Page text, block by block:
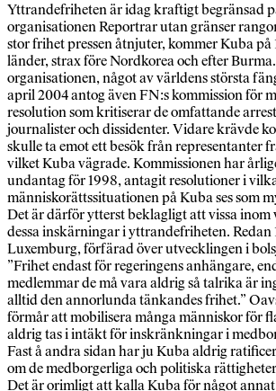
Yttrandefriheten är idag kraftigt begränsad
organisationen Reportrar utan gränser
stor frihet pressen åtnjuter, kommer Kuba på
länder, strax före Nordkorea och efter
organisationen, något av världens största
april 2004 antog även FN:s kommission för
resolution som kritiserar de omfattande
journalister och dissidenter. Vidare krävde
skulle ta emot ett besök från representanter
vilket Kuba vägrade. Kommissionen har
undantag för 1998, antagit resolutioner i
människorättssituationen på Kuba ses som
Det är därför ytterst beklagligt att vissa inom
dessa inskärningar i yttrandefriheten. Redan
Luxemburg, förfärad över utvecklingen i
”Frihet endast för regeringens anhängare,
medlemmar de må vara aldrig så talrika är
alltid den annorlunda tänkandes frihet.”
förmår att mobilisera många människor för
aldrig tas i intäkt för inskränkningar i
Fast å andra sidan har ju Kuba aldrig
om de medborgerliga och politiska
Det är orimligt att kalla Kuba för något